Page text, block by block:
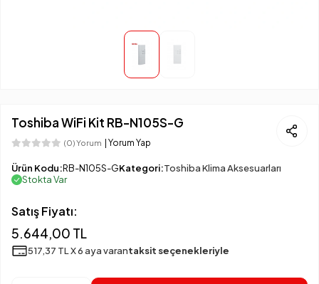
Toshiba WiFi Kit RB-N105S-G
(0) Yorum | Yorum Yap
Ürün Kodu:RB-N105S-GKategori:Toshiba Klima Aksesuarları
Stokta Var
Satış Fiyatı:
5.644,00 TL
517,37 TL X 6 aya varantaksit seçenekleriyle